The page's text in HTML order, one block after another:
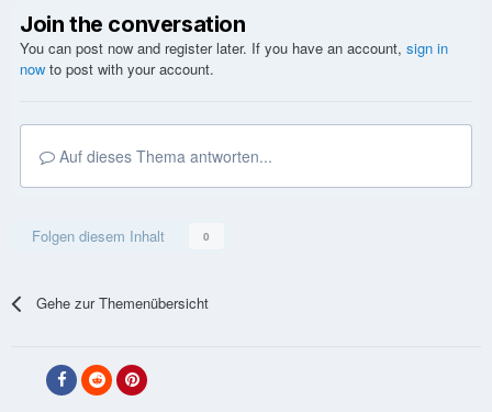
Join the conversation
You can post now and register later. If you have an account, sign in
now to post with your account.
Auf dieses Thema antworten...
Folgen diesem Inhalt 0
Gehe zur Themenübersicht